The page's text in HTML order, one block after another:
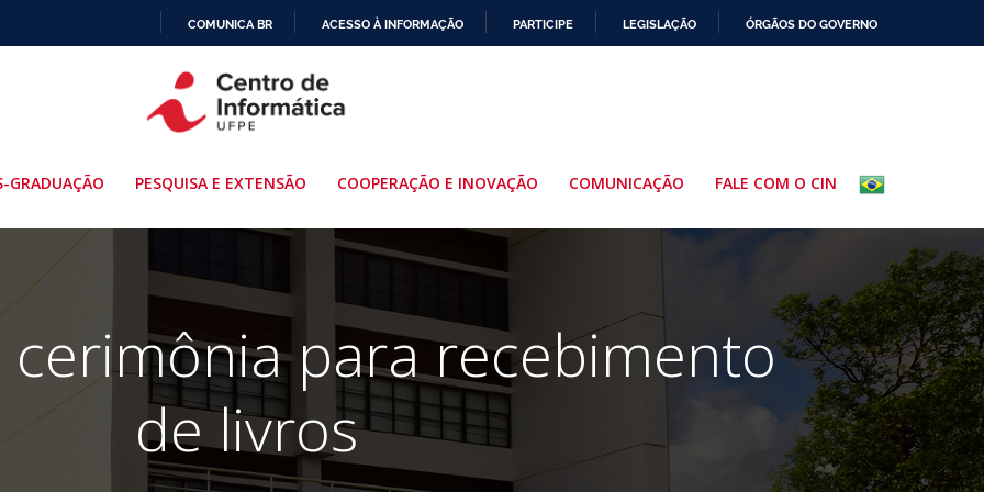
PARA
O
COMUNICA BR ACESSO À INFORMAÇÃO PARTICIPE LEGISLAÇÃO ÓRGÃOS DO GOVERNO
GRADUAÇÃO PESQUISA E EXTENSÃO COOPERAÇÃO E INOVAÇÃO COMUNICAÇÃO FALE COM O CIN
cerimônia para recebimento
de livros